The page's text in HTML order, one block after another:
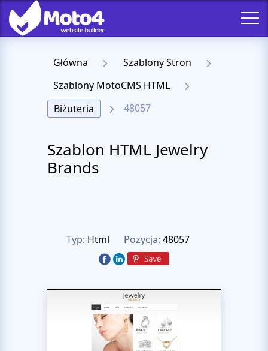
Główna
Szablony Stron
Szablony MotoCMS HTML
Biżuteria
48057
Szablon HTML Jewelry
Brands
Typ: Html Pozycja: 48057